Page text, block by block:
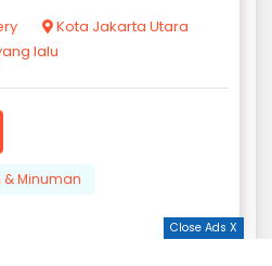
Kota Jakarta Utara
lalu
Minuman
Close Ads X